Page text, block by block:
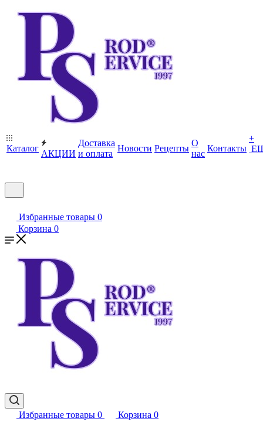
Каталог
АКЦИИ
Доставка
и оплата
Новости Рецепты
О
нас
Контакты
+
Избранные товары 0
Корзина 0
Избранные товары 0 Корзина 0